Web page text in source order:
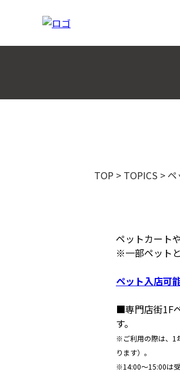
TOP > TOPICS >ペ
ペットカート
※一部ペット
ペット入店可
■専門店街1F
す。
※ご利用の際は、1
ります）。
※14:00～15:00は受